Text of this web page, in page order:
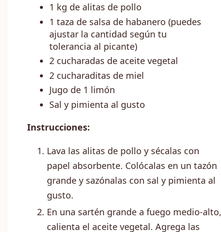
1 kg de alitas de pollo
1 taza de salsa de habanero (puedes
ajustar la cantidad según tu
tolerancia al picante)
2 cucharadas de aceite vegetal
2 cucharaditas de miel
Jugo de 1 limón
Sal y pimienta al gusto
Instrucciones:
Lava las alitas de pollo y sécalas con
papel absorbente. Colócalas en un tazón
grande y sazónalas con sal y pimienta al
gusto.
En una sartén grande a fuego medio-alto,
calienta el aceite vegetal. Agrega las